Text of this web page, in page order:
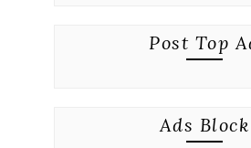
Post Top
Ads Block